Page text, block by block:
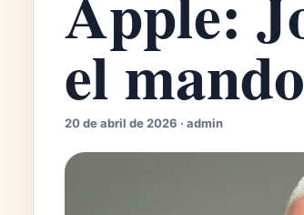
el
20 de abril de 2026 · admin